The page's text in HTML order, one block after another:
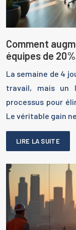
Comment
équipes de
La semaine de 4
travail, mais un
processus pour
Le véritable gain
LIRE LA SUITE